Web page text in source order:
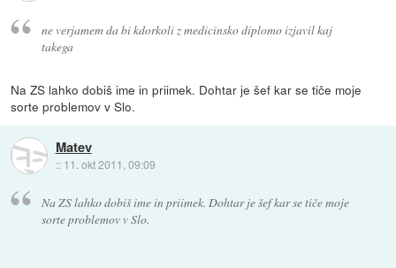
ne verjamem da bi kdorkoli z medicinsko diplomo izjavil kaj
takega
Na ZS lahko dobiš ime in priimek. Dohtar je šef kar se tiče moje
sorte problemov v Slo.
Matev
:: 11. okt 2011, 09:09
Na ZS lahko dobiš ime in priimek. Dohtar je šef kar se tiče moje
sorte problemov v Slo.